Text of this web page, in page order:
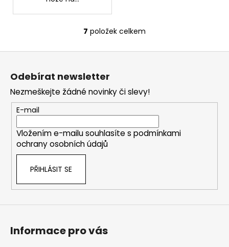
O
v
a
c
í
p
r
ý
p
7 položek celkem
Odebírat newsletter
Nezmeškejte žádné novinky či slevy!
E-mail
Vložením e-mailu souhlasíte s podmínkami
ochrany osobních údajů
PŘIHLÁSIT SE
Informace pro vás